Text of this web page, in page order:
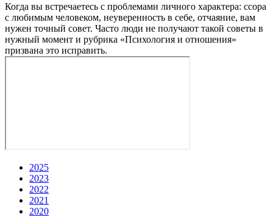
Когда вы встречаетесь с проблемами личного характера: ссора
с любимым человеком, неуверенность в себе, отчаяние, вам
нужен точный совет. Часто люди не получают такой советы в
нужный момент и рубрика «Психология и отношения»
призвана это исправить.
2025
2023
2022
2021
2020